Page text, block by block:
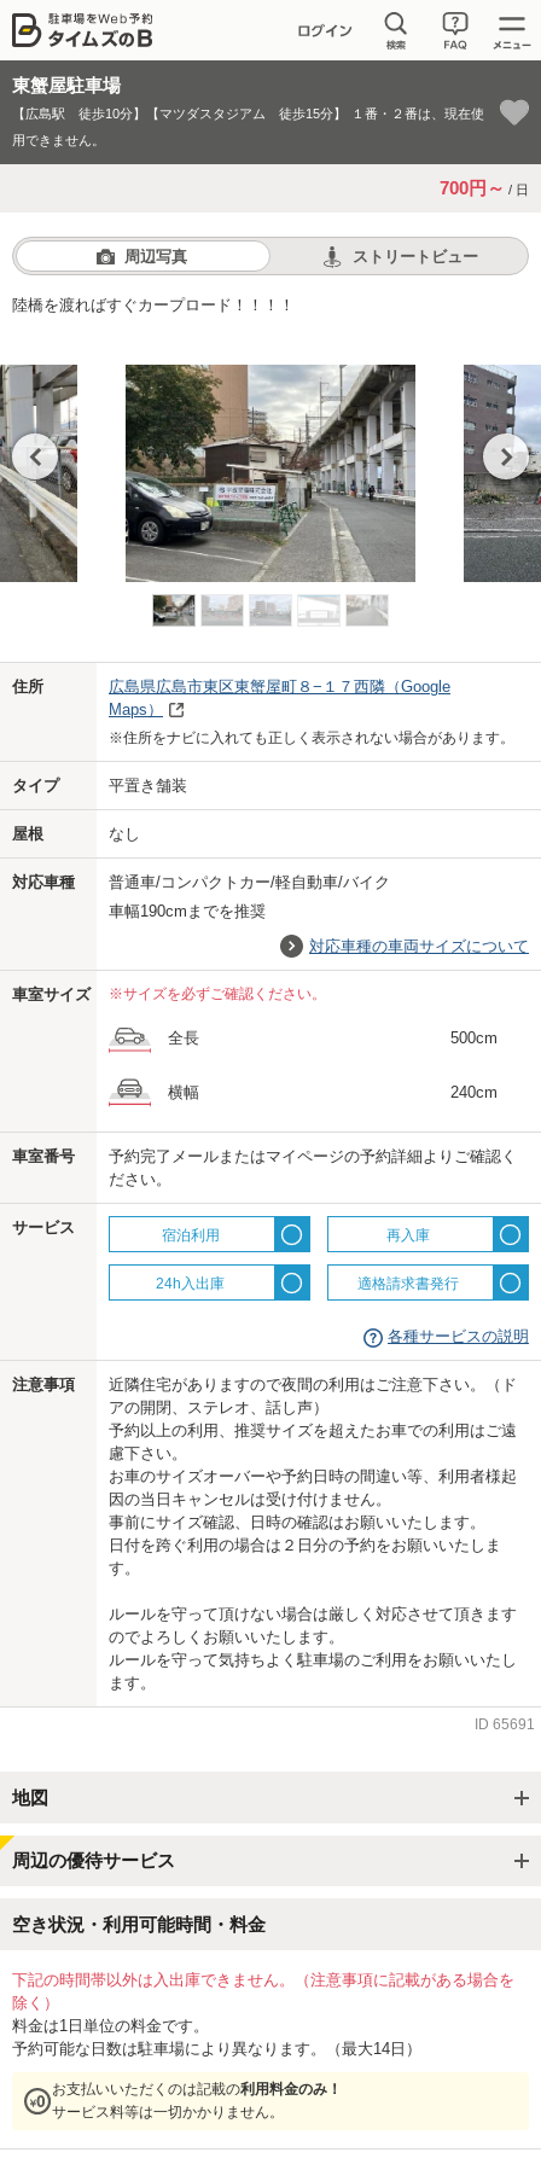
東蟹屋駐車場
【広島駅 徒歩10分】【マツダスタジアム 徒歩15分】
１番・２番は、現在使
用できません。
700円～ / 日
周辺写真 ストリートビュー
陸橋を渡ればすぐカープロード！！！！
Previo
us
住所 広島県広島市東区東蟹屋町８−１７西隣 （Google
Maps）
※住所をナビに入れても正しく表示されない場合があります。
タイプ 平置き舗装
屋根 なし
対応車種
普通車/コンパクトカー/軽自動車/バイク
車幅190cmまでを推奨
対応車種の車両サイズについて
車室サイズ ※サイズを必ずご確認ください。
全長 500cm
横幅 240cm
車室番号
予約完了メールまたはマイページの予約詳細よりご確認く
ださい。
サービス 宿泊利用 再入庫
24h入出庫 適格請求書発行
各種サービスの説明
注意事項
近隣住宅がありますので夜間の利用はご注意下さい。（ド
アの開閉、ステレオ、話し声）
予約以上の利用、推奨サイズを超えたお車での利用はご遠
慮下さい。
お車のサイズオーバーや予約日時の間違い等、利用者様起
因の当日キャンセルは受け付けません。
事前にサイズ確認、日時の確認はお願いいたします。
日付を跨ぐ利用の場合は２日分の予約をお願いいたしま
す。
ルールを守って頂けない場合は厳しく対応させて頂きます
のでよろしくお願いいたします。
ルールを守って気持ちよく駐車場のご利用をお願いいたし
ます。
ID 65691
地図
周辺の優待サービス
空き状況・利用可能時間・料金
下記の時間帯以外は入出庫できません。（注意事項に記載がある場合を
除く）
料金は1日単位の料金です。
予約可能な日数は駐車場により異なります。（最大14日）
お支払いいただくのは記載の利用料金のみ！
サービス料等は一切かかりません。